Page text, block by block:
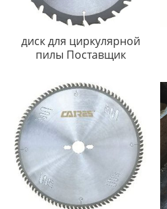
диск для циркулярной
пилы Поставщик